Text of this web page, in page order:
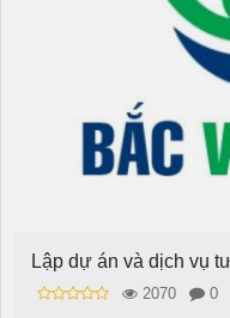
Lập dự án và dịch vụ
2070 0